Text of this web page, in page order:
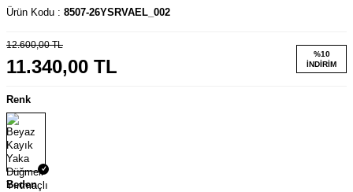
Ürün Kodu : 8507-26YSRVAEL_002
12.600,00TL
11.340,00 TL
%10
İNDIRIM
Renk
Beden